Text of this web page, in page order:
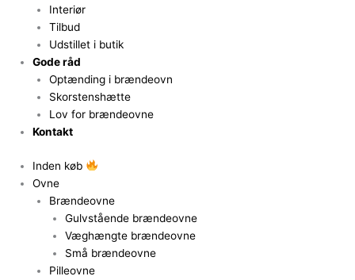
Interiør
Tilbud
Udstillet i butik
Gode råd
Optænding i brændeovn
Skorstenshætte
Lov for brændeovne
Kontakt
Inden køb
Ovne
Brændeovne
Gulvstående brændeovne
Væghængte brændeovne
Små brændeovne
Pilleovne